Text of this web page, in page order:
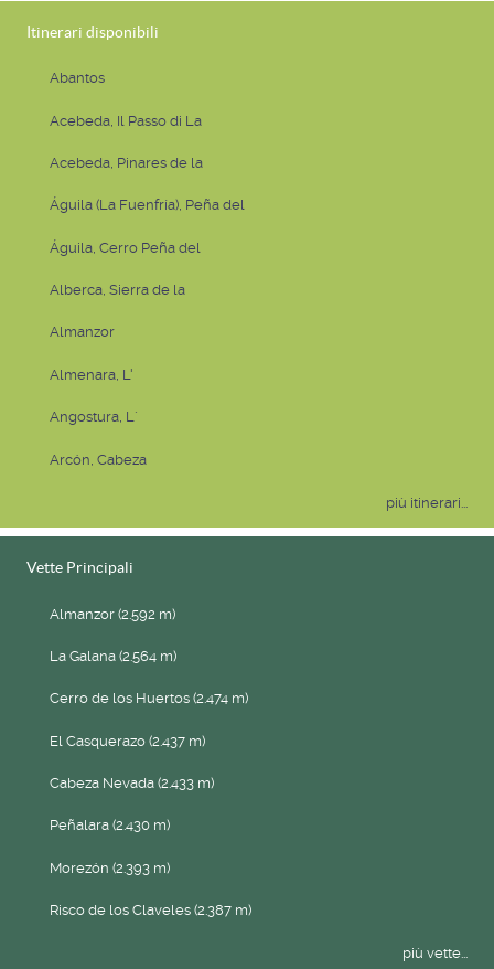
Itinerari disponibili
Abantos
Acebeda, Il Passo di La
Acebeda, Pinares de la
Águila (La Fuenfría), Peña del
Águila, Cerro Peña del
Alberca, Sierra de la
Almanzor
Almenara, L'
Angostura, L´
Arcón, Cabeza
più itinerari...
Vette Principali
Almanzor (2.592 m)
La Galana (2.564 m)
Cerro de los Huertos (2.474 m)
El Casquerazo (2.437 m)
Cabeza Nevada (2.433 m)
Peñalara (2.430 m)
Morezón (2.393 m)
Risco de los Claveles (2.387 m)
più vette...